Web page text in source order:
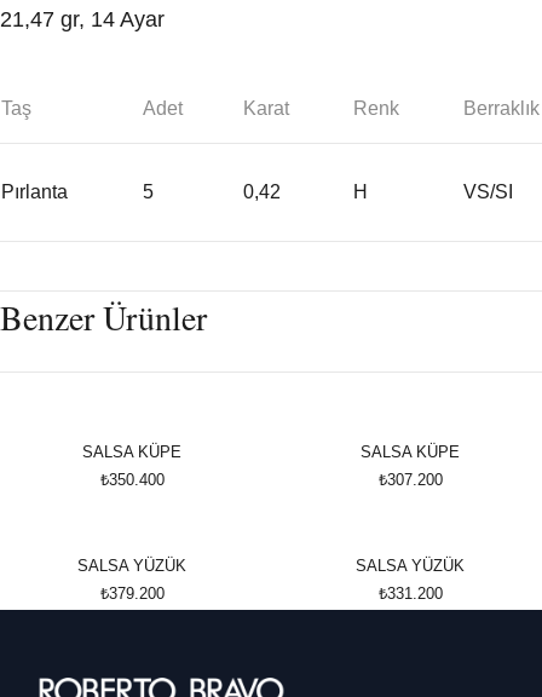
21,47 gr, 14 Ayar
Taş Adet Karat Renk Berraklık
Pırlanta 5 0,42 H VS/SI
Benzer Ürünler
SALSA KÜPE
₺350.400
SALSA KÜPE
₺307.200
SALSA YÜZÜK
₺379.200
SALSA YÜZÜK
₺331.200